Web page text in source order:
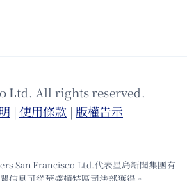
Ltd. All rights reserved.
| 使⽤條款 | 版權告⽰
San Francisco Ltd.代表星島新聞集團有